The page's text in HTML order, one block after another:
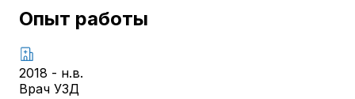
Опыт работы
2018 - н.в.
Врач УЗД